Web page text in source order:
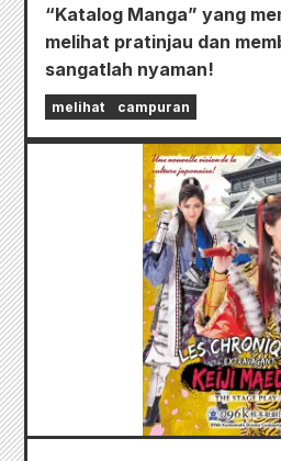
“Katalog Manga” yang
melihat pratinjau dan
sangatlah nyaman!
melihat campuran